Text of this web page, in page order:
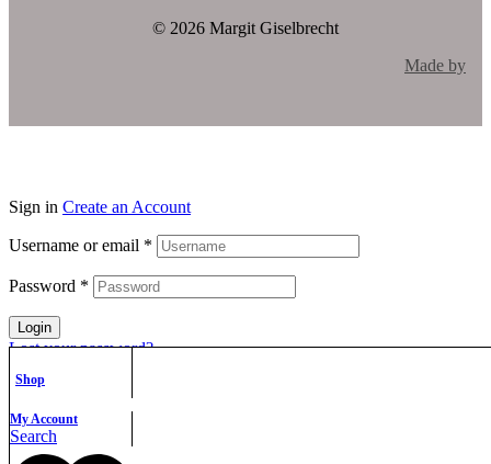
Shop
My Account
Search
© 2026 Margit Giselbrecht
Made by
Sign in Create an Account
Username or email *
Password *
Login
Lost your password?
Search for:
All category
All category